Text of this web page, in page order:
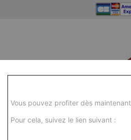
Vous pouvez profiter dès
Pour cela, suivez le lien suivant :